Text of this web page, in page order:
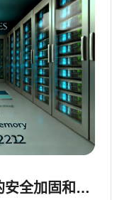
全加固和网